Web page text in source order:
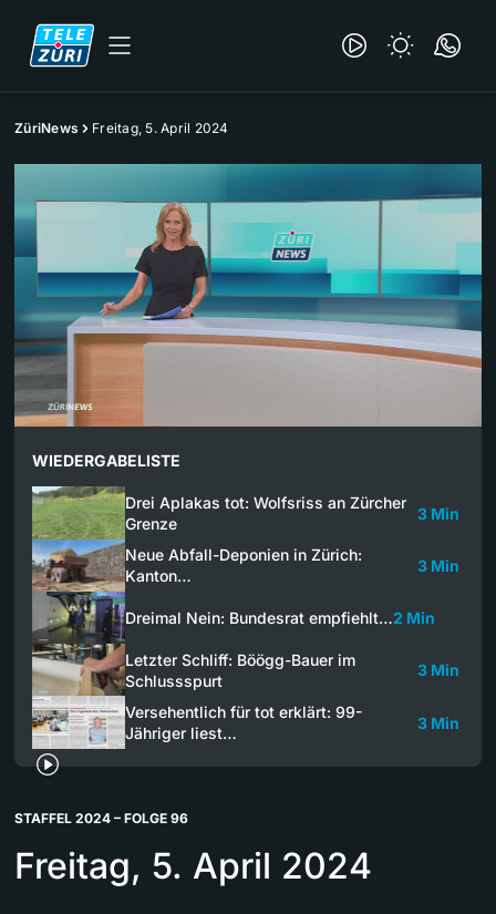
ZüriNews Freitag, 5. April 2024
WIEDERGABELISTE
Drei Aplakas tot: Wolfsriss an Zürcher
Grenze
3 Min
Neue Abfall-Deponien in Zürich:
Kanton…
3 Min
Dreimal Nein: Bundesrat empfiehlt…2 Min
Letzter Schliff: Böögg-Bauer im
Schlussspurt
3 Min
Versehentlich für tot erklärt: 99-
Jähriger liest…
3 Min
STAFFEL 2024 – FOLGE 96
Freitag, 5. April 2024